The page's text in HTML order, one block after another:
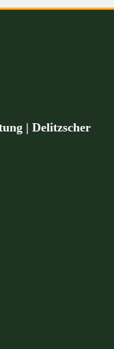
| Delitzscher